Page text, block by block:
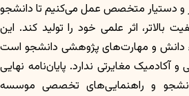
و دستیار متخصص عمل می‌کنیم تا دانشجو
بالاتر، اثر علمی خود را تولید کند. این
دانش و مهارت‌های پژوهشی دانشجو است
آکادمیک مغایرتی ندارد. پایان‌نامه نهایی
و راهنمایی‌های تخصصی موسسه